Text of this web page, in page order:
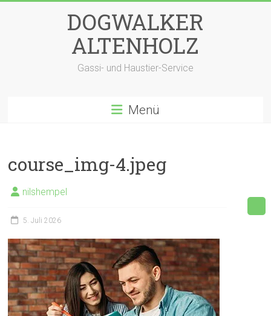
DOGWALKER
ALTENHOLZ
Gassi- und Haustier-Service
Menü
course_img-4.jpeg
nilshempel
5. Juli 2026